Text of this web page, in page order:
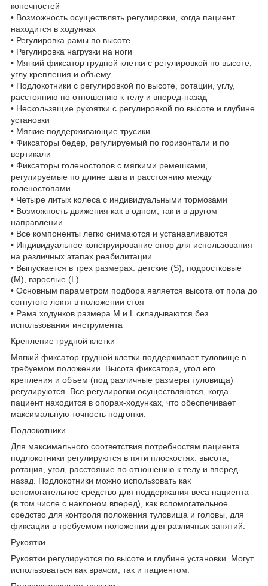
конечностей
• Возможность осуществлять регулировки, когда пациент
находится в ходунках
• Регулировка рамы по высоте
• Регулировка нагрузки на ноги
• Мягкий фиксатор грудной клетки с регулировкой по высоте,
углу крепления и объему
• Подлокотники с регулировкой по высоте, ротации, углу,
расстоянию по отношению к телу и вперед-назад
• Нескользящие рукоятки с регулировкой по высоте и глубине
установки
• Мягкие поддерживающие трусики
• Фиксаторы бедер, регулируемый по горизонтали и по
вертикали
• Фиксаторы голеностопов с мягкими ремешками,
регулируемые по длине шага и расстоянию между
голеностопами
• Четыре литых колеса с индивидуальными тормозами
• Возможность движения как в одном, так и в другом
направлении
• Все компоненты легко снимаются и устанавливаются
• Индивидуальное конструирование опор для использования
на различных этапах реабилитации
• Выпускается в трех размерах: детские (S), подростковые
(M), взрослые (L)
• Основным параметром подбора является высота от пола до
согнутого локтя в положении стоя
• Рама ходунков размера M и L складываются без
использования инструмента
Крепление грудной клетки
Мягкий фиксатор грудной клетки поддерживает туловище в
требуемом положении. Высота фиксатора, угол его
крепления и объем (под различные размеры туловища)
регулируются. Все регулировки осуществляются, когда
пациент находится в опорах-ходунках, что обеспечивает
максимальную точность подгонки.
Подлокотники
Для максимального соответствия потребностям пациента
подлокотники регулируются в пяти плоскостях: высота,
ротация, угол, расстояние по отношению к телу и вперед-
назад. Подлокотники можно использовать как
вспомогательное средство для поддержания веса пациента
(в том числе с наклоном вперед), как вспомогательное
средство для контроля положения туловища и головы, для
фиксации в требуемом положении для различных занятий.
Рукоятки
Рукоятки регулируются по высоте и глубине установки. Могут
использоваться как врачом, так и пациентом.